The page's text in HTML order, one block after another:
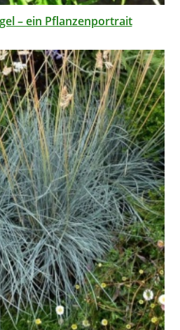
– ein Pflanzenportrait